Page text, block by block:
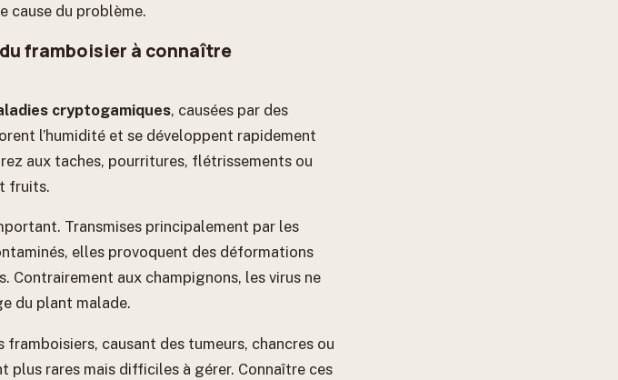
cause du problème.
framboisier à connaître
cryptogamiques, causées par des
l’humidité et se développent rapidement
aux taches, pourritures, flétrissements ou
fruits.
Transmises principalement par les
elles provoquent des déformations
Contrairement aux champignons, les virus ne
du plant malade.
causant des tumeurs, chancres ou
rares mais difficiles à gérer. Connaître ces